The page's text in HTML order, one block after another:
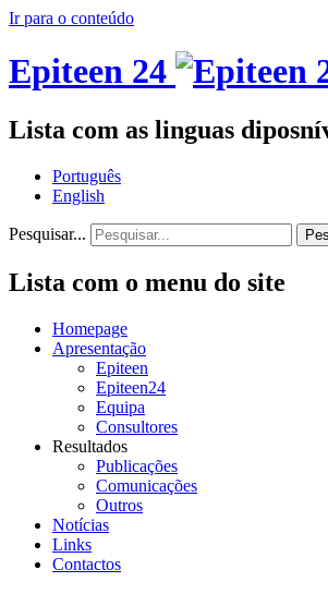
Ir para o conteúdo
Epiteen 24
Lista com as linguas
Português
English
Pesquisar...
Lista com o menu do site
Homepage
Apresentação
Epiteen
Epiteen24
Equipa
Consultores
Resultados
Publicações
Comunicações
Outros
Notícias
Links
Contactos